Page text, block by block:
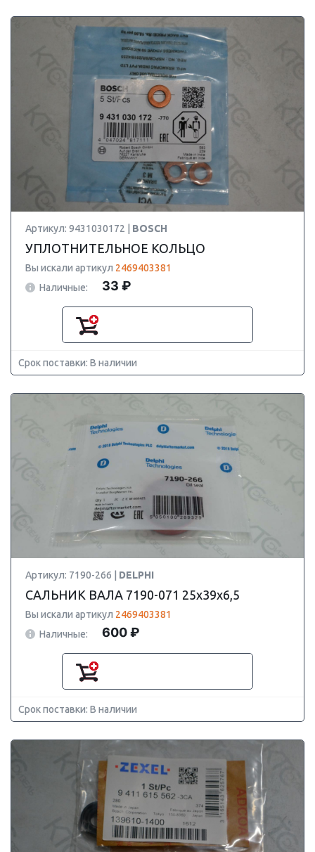
Артикул: 9431030172 | BOSCH
УПЛОТНИТЕЛЬНОЕ КОЛЬЦО
Вы искали артикул 2469403381
Наличные:
33 ₽
Срок поставки: В наличии
Артикул: 7190-266 | DELPHI
САЛЬНИК ВАЛА 7190-071 25х39х6,5
Вы искали артикул 2469403381
Наличные:
600 ₽
Срок поставки: В наличии